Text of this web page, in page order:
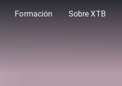
Formación Sobre XTB